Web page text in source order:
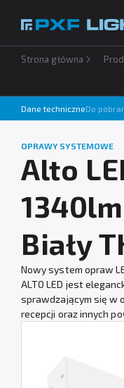
Produkty
Inspiracje
Baza wiedzy
Kontakt
Wybierz swój język
Strona główna
Dane techniczneDo
OPRAWY SYSTEMOWE
Alto
Biały
Nowy system opraw
ALTO LED jest
sprawdzającym się w
recepcji oraz innych